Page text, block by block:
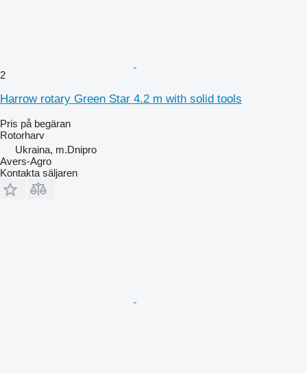
2
Harrow rotary Green Star 4.2 m with solid tools
Pris på begäran
Rotorharv
Ukraina, m.Dnipro
Avers-Agro
Kontakta säljaren